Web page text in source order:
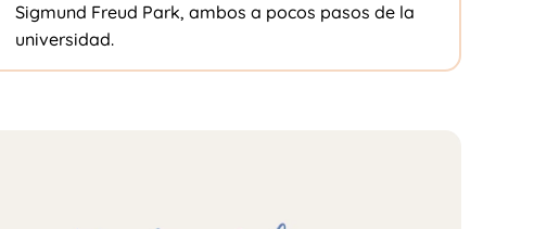
Sigmund Freud Park, ambos a pocos pasos de la
universidad.